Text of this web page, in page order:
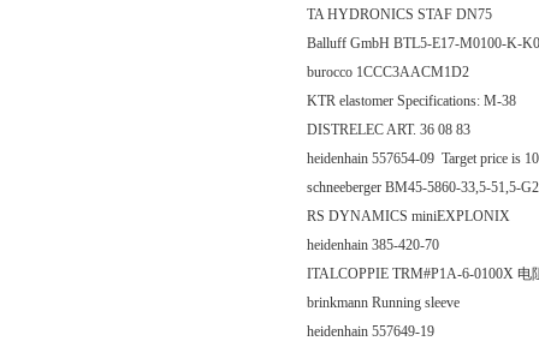
TA HYDRONICS STAF DN75
Balluff GmbH BTL5-E17-M0100-K-
burocco 1CCC3AACM1D2
KTR elastomer Specifications: M-38
DISTRELEC ART. 36 08 83
heidenhain 557654-09 Target price is
schneeberger BM45-5860-33,5-51,5-
RS DYNAMICS miniEXPLONIX
heidenhain 385-420-70
ITALCOPPIE TRM#P1A-6-0100X 电
brinkmann Running sleeve
heidenhain 557649-19